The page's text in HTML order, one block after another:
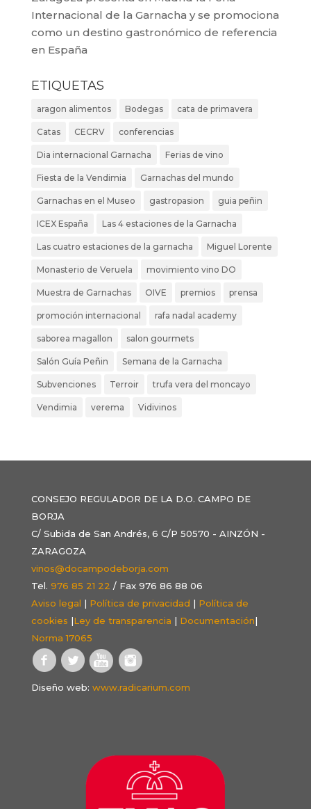
Internacional de la Garnacha y se promociona
como un destino gastronómico de referencia
en España
ETIQUETAS
aragon alimentos Bodegas cata de primavera
Catas CECRV conferencias
Dia internacional Garnacha Ferias de vino
Fiesta de la Vendimia Garnachas del mundo
Garnachas en el Museo gastropasion guia peñin
ICEX España Las 4 estaciones de la Garnacha
Las cuatro estaciones de la garnacha Miguel Lorente
Monasterio de Veruela movimiento vino DO
Muestra de Garnachas OIVE premios prensa
promoción internacional rafa nadal academy
saborea magallon salon gourmets
Salón Guía Peñin Semana de la Garnacha
Subvenciones Terroir trufa vera del moncayo
Vendimia verema Vidivinos
CONSEJO REGULADOR DE LA D.O. CAMPO DE
BORJA
C/ Subida de San Andrés, 6 C/P 50570 - AINZÓN -
ZARAGOZA
vinos@docampodeborja.com
Tel. 976 85 21 22 / Fax 976 86 88 06
Aviso legal | Política de privacidad | Política de
cookies |Ley de transparencia | Documentación|
Norma 17065
Diseño web: www.radicarium.com